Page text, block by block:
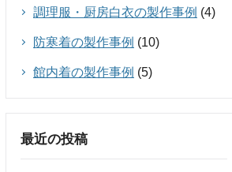
調理服・厨房白衣の製作事例 (4)
防寒着の製作事例 (10)
館内着の製作事例 (5)
最近の投稿